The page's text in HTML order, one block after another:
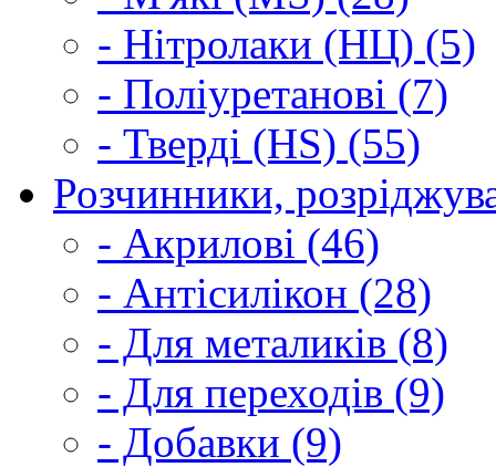
- Нітролаки (НЦ) (5)
- Поліуретанові (7)
- Тверді (HS) (55)
Розчинники,
- Акрилові (46)
- Антісилікон (28)
- Для металиків (8)
- Для переходів (9)
- Добавки (9)